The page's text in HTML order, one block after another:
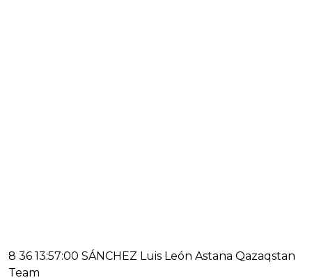
8 36 13:57:00 SÁNCHEZ Luis León Astana Qazaqstan
Team